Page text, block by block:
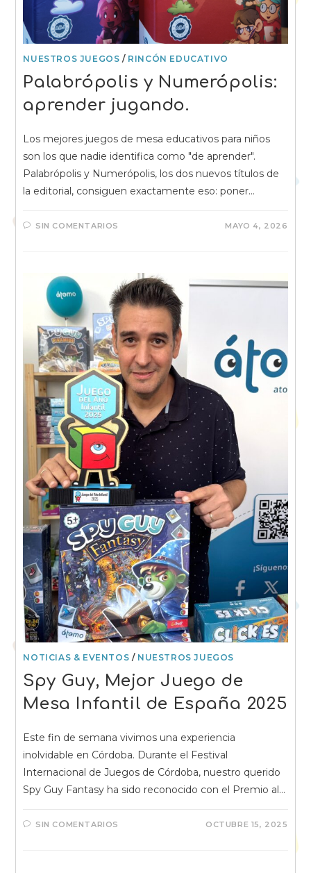
NUESTROS JUEGOS / RINCÓN EDUCATIVO
Palabrópolis y Numerópolis:
aprender jugando.
Los mejores juegos de mesa educativos para niños
son los que nadie identifica como "de aprender".
Palabrópolis y Numerópolis, los dos nuevos títulos de
la editorial, consiguen exactamente eso: poner…
SIN COMENTARIOS MAYO 4, 2026
NOTICIAS & EVENTOS / NUESTROS JUEGOS
Spy Guy, Mejor Juego de
Mesa Infantil de España 2025
Este fin de semana vivimos una experiencia
inolvidable en Córdoba. Durante el Festival
Internacional de Juegos de Córdoba, nuestro querido
Spy Guy Fantasy ha sido reconocido con el Premio al…
SIN COMENTARIOS OCTUBRE 15, 2025